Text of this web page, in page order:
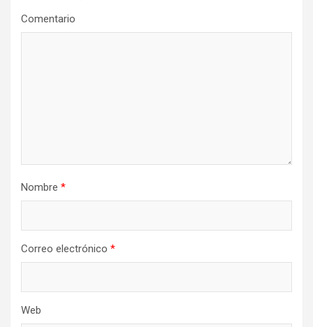
Comentario
Nombre *
Correo electrónico *
Web